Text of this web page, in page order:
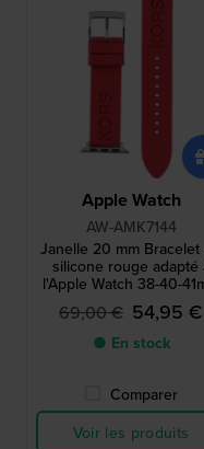
Apple Watch
AW-AMK7144
Janelle 20 mm Bracelet
silicone rouge adapté
l'Apple Watch 38-40-
69,00 € 54,95 €
● En stock
Comparer
Voir les produits